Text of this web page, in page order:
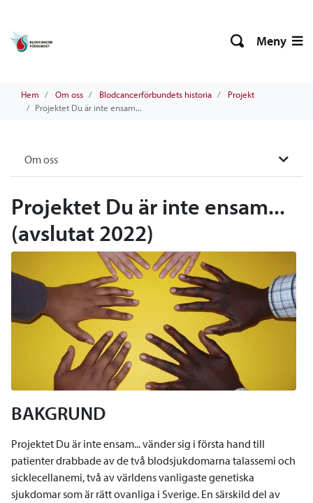
Meny
Hem Om oss Blodcancerförbundets historia
Projekt
Projektet Du är inte ensam...
Om oss
Projektet Du är inte ensam...
(avslutat 2022)
BAKGRUND
Projektet Du är inte ensam... vänder sig i första hand till
patienter drabbade av de två blodsjukdomarna talassemi och
sicklecellanemi, två av världens vanligaste genetiska
sjukdomar som är rätt ovanliga i Sverige. En särskild del av